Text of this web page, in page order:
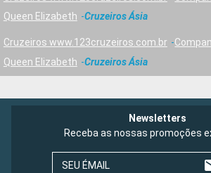
Queen Elizabeth
Cruzeiros Ásia
Cruzeiros www.123cruzeiros.com.br
Queen Elizabeth
Cruzeiros Ásia
Newsletters
Receba as nossas promoções
SEU ÉMAIL